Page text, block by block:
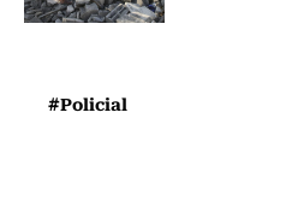
#Policial